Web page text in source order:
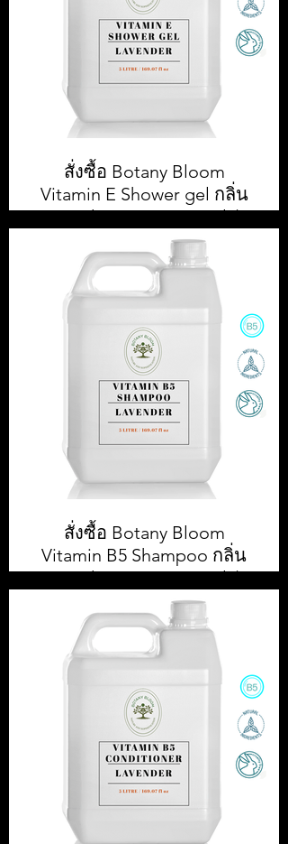
สั่งซื้อ Botany Bloom
Vitamin E Shower gel กลิ่น
Lavender ขนาด 5,000ml / 5
สั่งซื้อ Botany Bloom Shower gel
5,000 ml || สั่งซื้อขั้นต่ำ 1 กล่อง หรือ 4
ชิ้น || ราคา 500.00 บาท ต่อแกลลอน
สั่งซื้อ Botany Bloom
Vitamin B5 Shampoo กลิ่น
Lavender ขนาด 5,000ml / 5
สั่งซื้อ Botany Bloom Shampoo 5,000
ml || สั่งซื้อขั้นต่ำ 1 กล่อง หรือ 4 ชิ้น ||
ราคา 500.00 บาท ต่อแกลลอน (ยังไม่